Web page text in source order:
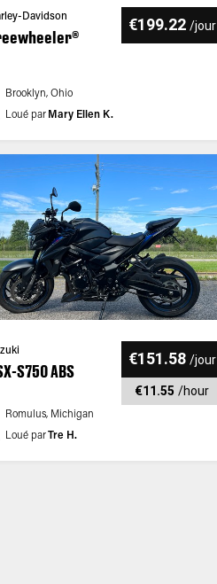
Davidson €199.22 /jour
Brooklyn, Ohio
Loué par Mary Ellen K.
S750 ABS
€151.58 /jour
€11.55 /hour
Romulus, Michigan
Loué parTre H.